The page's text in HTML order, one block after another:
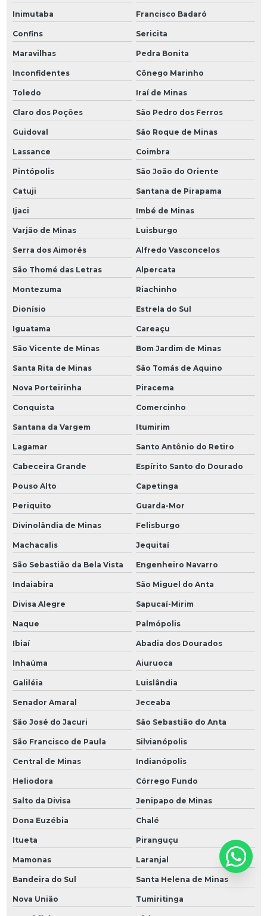
Inimutaba Francisco Badaró
Confins Sericita
Maravilhas Pedra Bonita
Inconfidentes Cônego Marinho
Toledo Iraí de Minas
Claro dos Poções São Pedro dos Ferros
Guidoval São Roque de Minas
Lassance Coimbra
Pintópolis São João do Oriente
Catuji Santana de Pirapama
Ijaci Imbé de Minas
Varjão de Minas Luisburgo
Serra dos Aimorés Alfredo Vasconcelos
São Thomé das Letras Alpercata
Montezuma Riachinho
Dionísio Estrela do Sul
Iguatama Careaçu
São Vicente de Minas Bom Jardim de Minas
Santa Rita de Minas São Tomás de Aquino
Nova Porteirinha Piracema
Conquista Comercinho
Santana da Vargem Itumirim
Lagamar Santo Antônio do Retiro
Cabeceira Grande Espírito Santo do Dourado
Pouso Alto Capetinga
Periquito Guarda-Mor
Divinolândia de Minas Felisburgo
Machacalis Jequitaí
São Sebastião da Bela Vista Engenheiro Navarro
Indaiabira São Miguel do Anta
Divisa Alegre Sapucaí-Mirim
Naque Palmópolis
Ibiaí Abadia dos Dourados
Inhaúma Aiuruoca
Galiléia Luislândia
Senador Amaral Jeceaba
São José do Jacuri São Sebastião do Anta
São Francisco de Paula Silvianópolis
Central de Minas Indianópolis
Heliodora Córrego Fundo
Salto da Divisa Jenipapo de Minas
Dona Euzébia Chalé
Itueta Piranguçu
Mamonas Laranjal
Bandeira do Sul Santa Helena de Minas
Nova União Tumiritinga